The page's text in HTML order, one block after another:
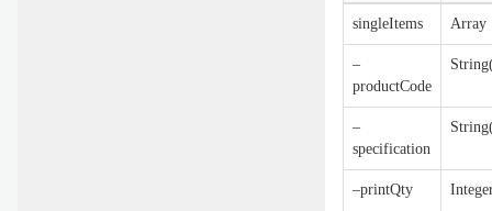
singleItems Array
–
productCode
–
specification
–printQty